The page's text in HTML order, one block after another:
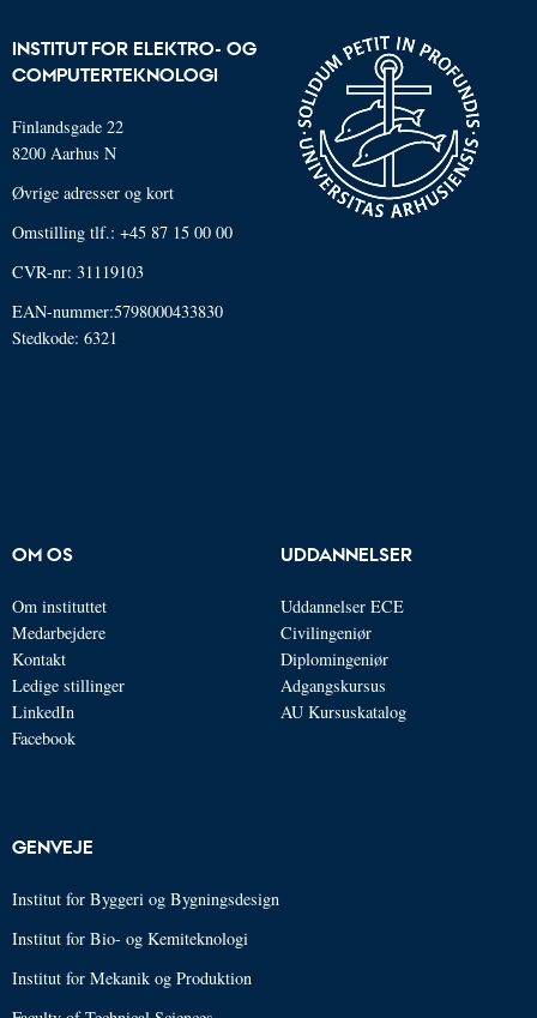
INSTITUT FOR ELEKTRO- OG
COMPUTERTEKNOLOGI
Finlandsgade 22
8200 Aarhus N
Øvrige adresser og kort
Omstilling tlf.: +45 87 15 00 00
CVR-nr: 31119103
EAN-nummer:5798000433830
Stedkode: 6321
OM OS
Om instituttet
Medarbejdere
Kontakt
Ledige stillinger
LinkedIn
Facebook
UDDANNELSER
Uddannelser ECE
Civilingeniør
Diplomingeniør
Adgangskursus
AU Kursuskatalog
GENVEJE
Institut for Byggeri og Bygningsdesign
Institut for Bio- og Kemiteknologi
Institut for Mekanik og Produktion